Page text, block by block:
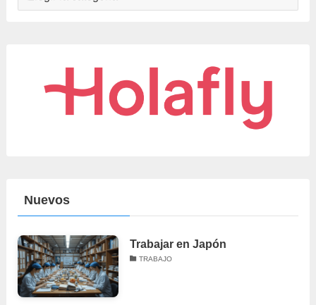
Nuevos
Trabajar en Japón
TRABAJO